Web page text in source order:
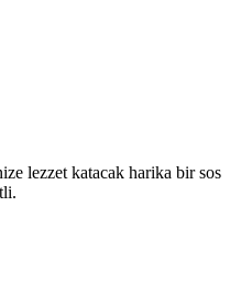
lezzet katacak harika bir sos